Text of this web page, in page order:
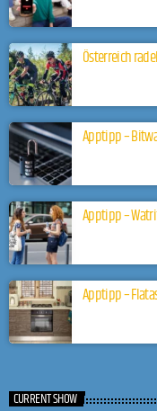
Österreich
Apptipp –
Apptipp –
Apptipp –
CURRENT SHOW